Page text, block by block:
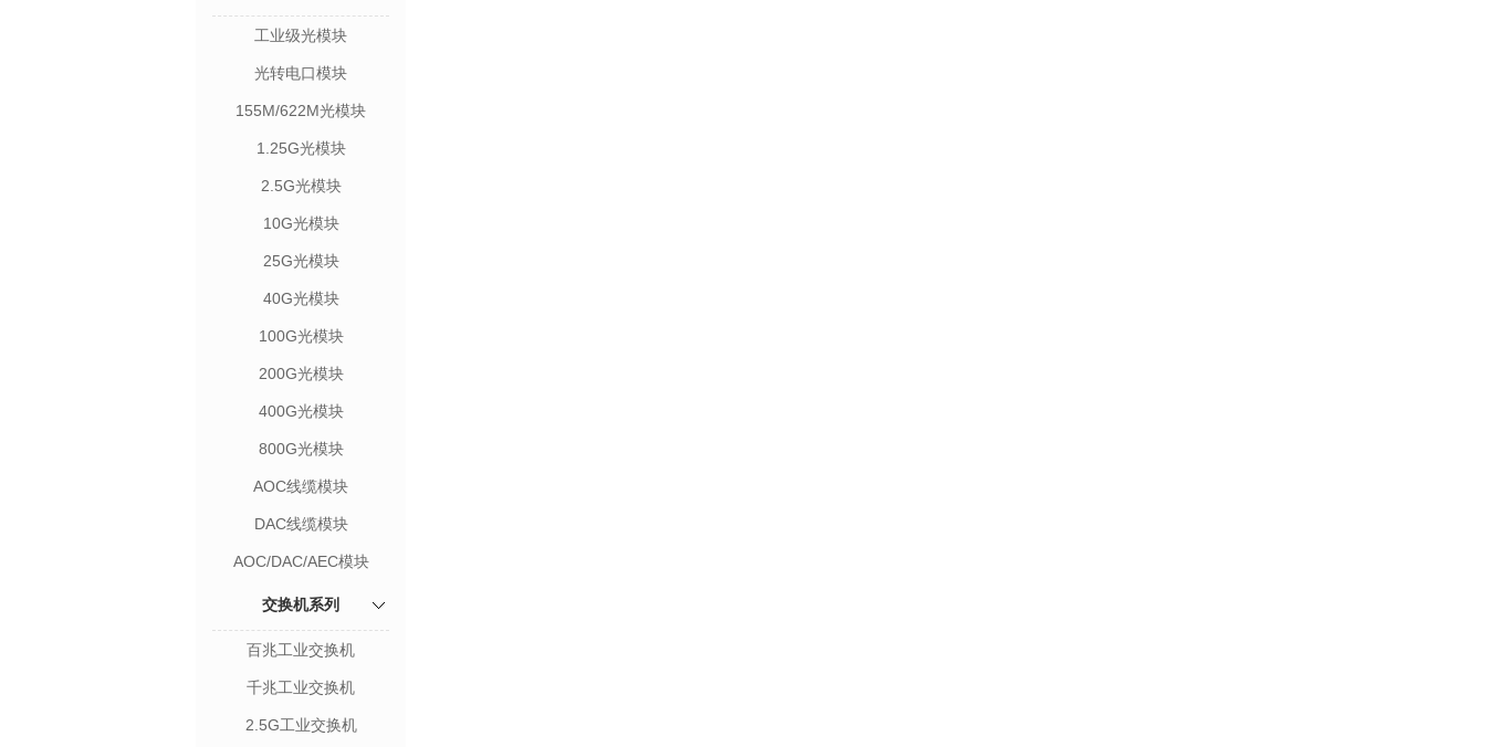
工业级光模块
光转电口模块
155M/622M光模块
1.25G光模块
2.5G光模块
10G光模块
25G光模块
40G光模块
100G光模块
200G光模块
400G光模块
800G光模块
AOC线缆模块
DAC线缆模块
AOC/DAC/AEC模块
交换机系列
百兆工业交换机
千兆工业交换机
2.5G工业交换机